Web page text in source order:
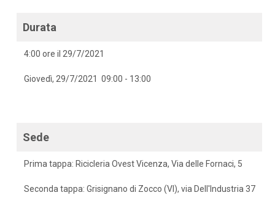
Durata
4:00 ore il 29/7/2021
Giovedì, 29/7/2021 09:00 - 13:00
Sede
Prima tappa: Ricicleria Ovest Vicenza, Via delle Fornaci, 5
Seconda tappa: Grisignano di Zocco (VI), via Dell'Industria 37